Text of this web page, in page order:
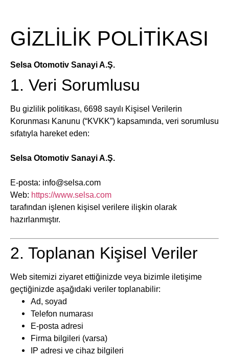
GİZLİLİK POLİTİKASI
Selsa Otomotiv Sanayi A.Ş.
1. Veri Sorumlusu
Bu gizlilik politikası, 6698 sayılı Kişisel Verilerin
Korunması Kanunu (“KVKK”) kapsamında, veri sorumlusu
sıfatıyla hareket eden:
Selsa Otomotiv Sanayi A.Ş.
E-posta: info@selsa.com
Web: https://www.selsa.com
tarafından işlenen kişisel verilere ilişkin olarak
hazırlanmıştır.
2. Toplanan Kişisel Veriler
Web sitemizi ziyaret ettiğinizde veya bizimle iletişime
geçtiğinizde aşağıdaki veriler toplanabilir:
Ad, soyad
Telefon numarası
E-posta adresi
Firma bilgileri (varsa)
IP adresi ve cihaz bilgileri